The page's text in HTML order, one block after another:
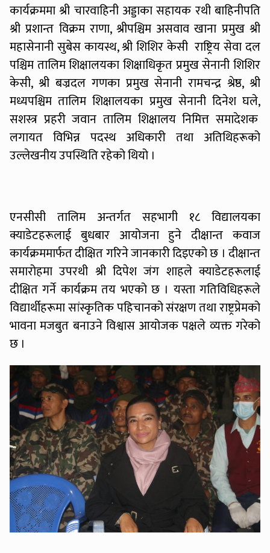
कार्यक्रममा श्री चारवाहिनी अड्डाका सहायक रथी बाहिनीपति
श्री प्रशान्त विक्रम राणा, श्रीपश्चिम असवाव खाना प्रमुख श्री
महासेनानी सुबेस कायस्थ, श्री शिशिर केसी राष्ट्रिय सेवा दल
पश्चिम तालिम शिक्षालयका शिक्षाधिकृत प्रमुख सेनानी शिशिर
केसी, श्री बज्रदल गणका प्रमुख सेनानी रामचन्द्र श्रेष्ठ, श्री
मध्यपश्चिम तालिम शिक्षालयका प्रमुख सेनानी दिनेश घले,
सशस्त्र प्रहरी जवान तालिम शिक्षालय निमित्त समादेशक
लगायत विभिन्न पदस्थ अधिकारी तथा अतिथिहरूको
उल्लेखनीय उपस्थिति रहेको थियो ।
एनसीसी तालिम अन्तर्गत सहभागी १८ विद्यालयका
क्याडेटहरूलाई बुधबार आयोजना हुने दीक्षान्त कवाज
कार्यक्रममार्फत दीक्षित गरिने जानकारी दिइएको छ । दीक्षान्त
समारोहमा उपरथी श्री दिपेश जंग शाहले क्याडेटहरूलाई
दीक्षित गर्ने कार्यक्रम तय भएको छ । यस्ता गतिविधिहरूले
विद्यार्थीहरूमा सांस्कृतिक पहिचानको संरक्षण तथा राष्ट्रप्रेमको
भावना मजबुत बनाउने विश्वास आयोजक पक्षले व्यक्त गरेको
छ ।